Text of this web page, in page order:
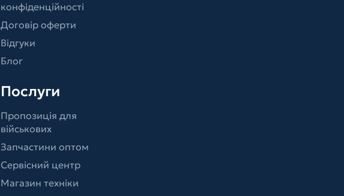
конфіденційності
Договір оферти
Відгуки
Блог
Послуги
Пропозиція для
військових
Запчастини оптом
Сервісний центр
Магазин техніки